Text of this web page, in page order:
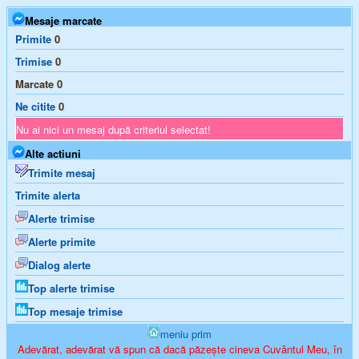
Mesaje marcate
Primite 0
Trimise 0
Marcate 0
Ne citite 0
Nu ai nici un mesaj după criteriul selectat!
Alte actiuni
Trimite mesaj
Trimite alerta
Alerte trimise
Alerte primite
Dialog alerte
Top alerte trimise
Top mesaje trimise
meniu prim
Adevărat, adevărat vă spun că dacă păzește cineva Cuvântul Meu, în